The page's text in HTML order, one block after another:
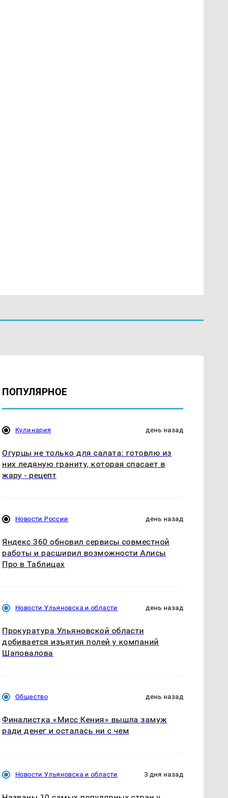
ПОПУЛЯРНОЕ
Кулинария день назад
Огурцы не только для салата: готовлю из
них ледяную граниту, которая спасает в
жару - рецепт
Новости России день назад
Яндекс 360 обновил сервисы совместной
работы и расширил возможности Алисы
Про в Таблицах
Новости Ульяновска и области день назад
Прокуратура Ульяновской области
добивается изъятия полей у компаний
Шаповалова
Общество день назад
Финалистка «Мисс Кения» вышла замуж
ради денег и осталась ни с чем
Новости Ульяновска и области 3 дня назад